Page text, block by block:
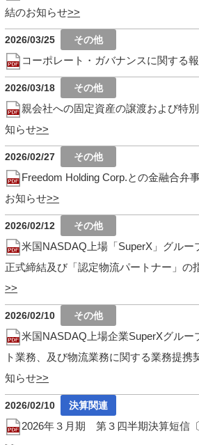
結のお知らせ
2026/03/25
コーポレート・ガバナンスに関する
2026/03/18
親会社への固定資産の譲渡および特
知らせ
2026/02/27
Freedom Holding Corp.との金融合弁
お知らせ
2026/02/12
米国NASDAQ上場「SuperX」グルー
正式締結及び「認定物流パートナー」の
2026/02/10
米国NASDAQ上場企業SuperXグルー
ト業務、及び物流業務に関する業務提携
知らせ
2026/02/10
2026年３月期 第３四半期決算短信〔